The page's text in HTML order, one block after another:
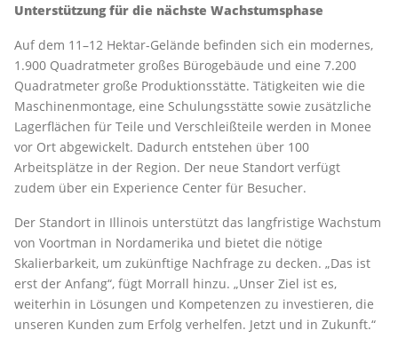
Unterstützung für die nächste Wachstumsphase
Auf dem 11–12 Hektar-Gelände befinden sich ein modernes,
1.900 Quadratmeter großes Bürogebäude und eine 7.200
Quadratmeter große Produktionsstätte. Tätigkeiten wie die
Maschinenmontage, eine Schulungsstätte sowie zusätzliche
Lagerflächen für Teile und Verschleißteile werden in Monee
vor Ort abgewickelt. Dadurch entstehen über 100
Arbeitsplätze in der Region. Der neue Standort verfügt
zudem über ein Experience Center für Besucher.
Der Standort in Illinois unterstützt das langfristige Wachstum
von Voortman in Nordamerika und bietet die nötige
Skalierbarkeit, um zukünftige Nachfrage zu decken. „Das ist
erst der Anfang“, fügt Morrall hinzu. „Unser Ziel ist es,
weiterhin in Lösungen und Kompetenzen zu investieren, die
unseren Kunden zum Erfolg verhelfen. Jetzt und in Zukunft.“